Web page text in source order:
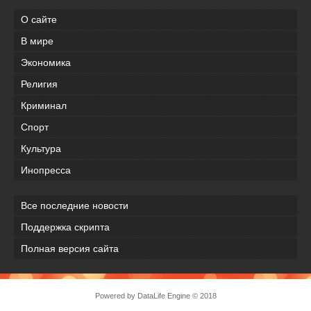
О сайте
В мире
Экономика
Религия
Криминал
Спорт
Культура
Инопресса
Все последние новости
Поддержка скрипта
Полная версия сайта
Powered by DataLife Engine© 2018